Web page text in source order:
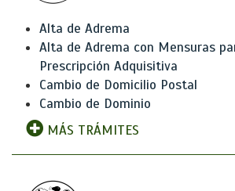
Alta de Adrema
Alta de Adrema con Mensuras
Prescripción Adquisitiva
Cambio de Domicilio Postal
Cambio de Dominio
MÁS TRÁMITES